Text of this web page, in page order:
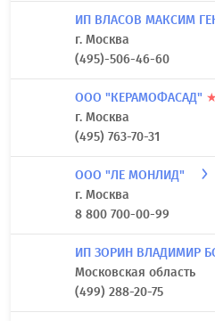
ИП ВЛАСОВ МАКСИМ
г. Москва
(495)-506-46-60
ООО "КЕРАМОФАСАД" ★
г. Москва
(495) 763-70-31
ООО "ЛЕ МОНЛИД"
г. Москва
8 800 700-00-99
ИП ЗОРИН ВЛАДИМИР
Московская область
(499) 288-20-75